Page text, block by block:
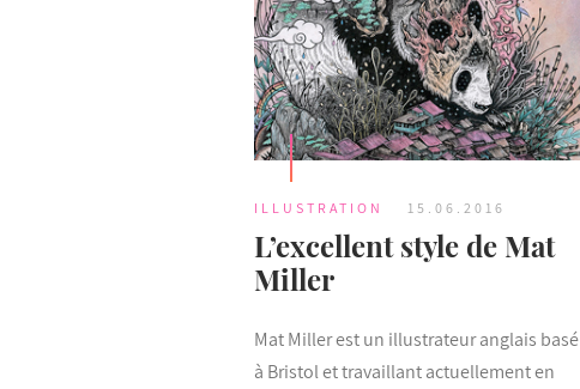
ILLUSTRATION 15.06.2016
L’excellent style de Mat
Miller
Mat Miller est un illustrateur anglais basé
à Bristol et travaillant actuellement en